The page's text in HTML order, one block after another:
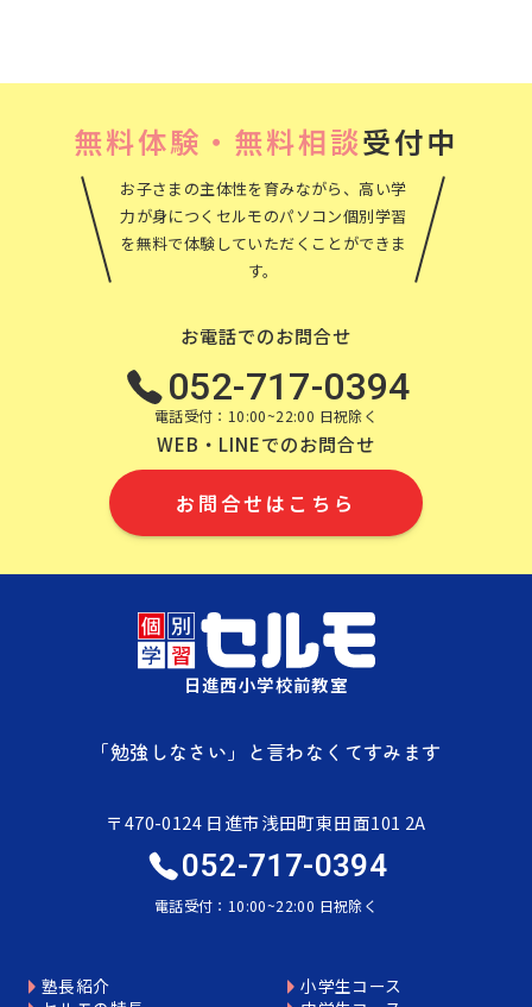
無料体験・無料相談受付中
お子さまの主体性を育みながら、高い学
力が身につくセルモのパソコン個別学習
を無料で体験していただくことができま
す。
お電話でのお問合せ
052-717-0394
電話受付：10:00~22:00 日祝除く
WEB・LINEでのお問合せ
お問合せはこちら
日進西小学校前教室
「勉強しなさい」と言わなくてすみます
〒470-0124 日進市浅田町東田面101 2A
052-717-0394
電話受付：10:00~22:00 日祝除く
塾長紹介
小学生コース